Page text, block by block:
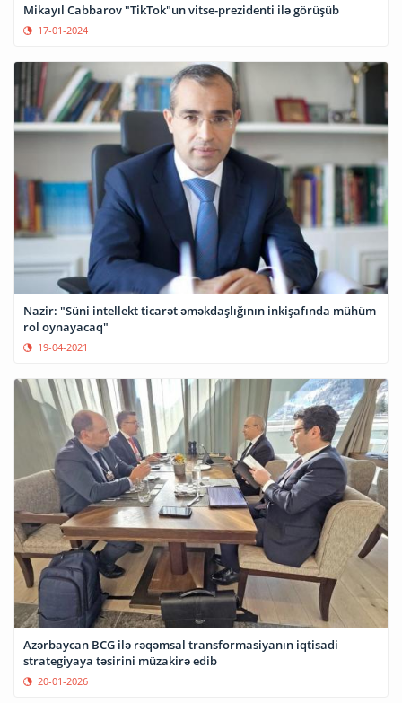
Mikayıl Cabbarov "TikTok"un vitse-prezidenti ilə görüşüb
17-01-2024
Nazir: "Süni intellekt ticarət əməkdaşlığının inkişafında mühüm
rol oynayacaq"
19-04-2021
Azərbaycan BCG ilə rəqəmsal transformasiyanın iqtisadi
strategiyaya təsirini müzakirə edib
20-01-2026